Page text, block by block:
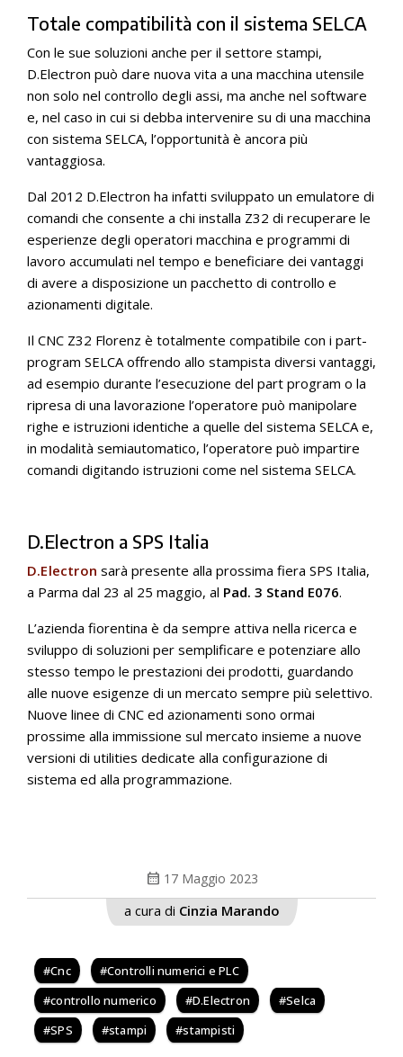
Totale compatibilità con il sistema SELCA
Con le sue soluzioni anche per il settore stampi,
D.Electron può dare nuova vita a una macchina utensile
non solo nel controllo degli assi, ma anche nel software
e, nel caso in cui si debba intervenire su di una macchina
con sistema SELCA, l’opportunità è ancora più
vantaggiosa.
Dal 2012 D.Electron ha infatti sviluppato un emulatore di
comandi che consente a chi installa Z32 di recuperare le
esperienze degli operatori macchina e programmi di
lavoro accumulati nel tempo e beneficiare dei vantaggi
di avere a disposizione un pacchetto di controllo e
azionamenti digitale.
Il CNC Z32 Florenz è totalmente compatibile con i part-
program SELCA offrendo allo stampista diversi vantaggi,
ad esempio durante l’esecuzione del part program o la
ripresa di una lavorazione l’operatore può manipolare
righe e istruzioni identiche a quelle del sistema SELCA e,
in modalità semiautomatico, l’operatore può impartire
comandi digitando istruzioni come nel sistema SELCA.
D.Electron a SPS Italia
D.Electron sarà presente alla prossima fiera SPS Italia,
a Parma dal 23 al 25 maggio, al Pad. 3 Stand E076.
L’azienda fiorentina è da sempre attiva nella ricerca e
sviluppo di soluzioni per semplificare e potenziare allo
stesso tempo le prestazioni dei prodotti, guardando
alle nuove esigenze di un mercato sempre più selettivo.
Nuove linee di CNC ed azionamenti sono ormai
prossime alla immissione sul mercato insieme a nuove
versioni di utilities dedicate alla configurazione di
sistema ed alla programmazione.
calendar_month 17 Maggio 2023
a cura di Cinzia Marando
Cnc
Controlli numerici e PLC
controllo numerico
D.Electron
Selca
SPS
stampi stampisti